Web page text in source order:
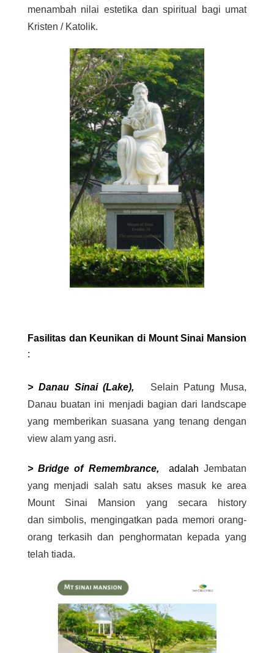
menambah nilai estetika dan spiritual bagi umat
Kristen / Katolik.
Fasilitas dan Keunikan di Mount Sinai Mansion
:
> Danau Sinai (Lake),
Selain Patung Musa,
Danau buatan ini menjadi bagian dari landscape
yang memberikan suasana yang tenang dengan
view alam yang asri.
> Bridge of Remembrance, adalah Jembatan
yang menjadi salah satu akses masuk ke area
Mount Sinai Mansion yang secara history
dan simbolis, mengingatkan pada memori orang-
orang terkasih dan penghormatan kepada yang
telah tiada.